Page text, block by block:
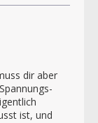
dir aber
ist, und